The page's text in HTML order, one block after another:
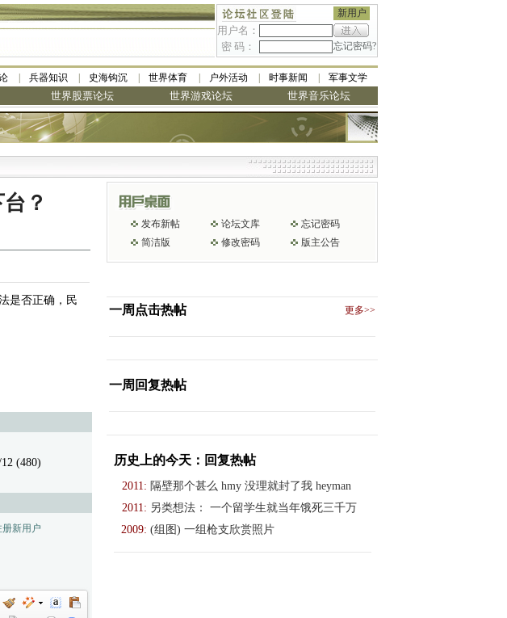
新用户
用户名：
密 码：
忘记密码?
兵器知识 史海钩沉 世界体育 户外活动 时事新闻 军事文学
世界股票论坛 世界游戏论坛 世界音乐论坛
？
是否正确，民
(480)
册新用户
发布新帖 论坛文库
忘记密码
简洁版
修改密码 版主公告
一周点击热帖 更多>>
一周回复热帖
历史上的今天：回复热帖
2011: 隔壁那个甚么 hmy 没理就封了我 heyman
2011: 另类想法： 一个留学生就当年饿死三千万
2009: (组图) 一组枪支欣赏照片